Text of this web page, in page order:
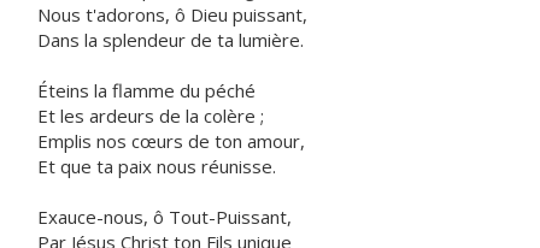
Nous t'adorons, ô Dieu puissant,
Dans la splendeur de ta lumière.
Éteins la flamme du péché
Et les ardeurs de la colère ;
Emplis nos cœurs de ton amour,
Et que ta paix nous réunisse.
Exauce-nous, ô Tout-Puissant,
Par Jésus Christ ton Fils unique